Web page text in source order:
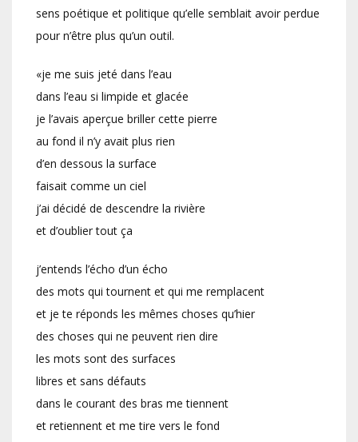
sens poétique et politique qu’elle semblait avoir perdue
pour n’être plus qu’un outil.
«je me suis jeté dans l’eau
dans l’eau si limpide et glacée
je l’avais aperçue briller cette pierre
au fond il n’y avait plus rien
d’en dessous la surface
faisait comme un ciel
j’ai décidé de descendre la rivière
et d’oublier tout ça
j’entends l’écho d’un écho
des mots qui tournent et qui me remplacent
et je te réponds les mêmes choses qu’hier
des choses qui ne peuvent rien dire
les mots sont des surfaces
libres et sans défauts
dans le courant des bras me tiennent
et retiennent et me tire vers le fond